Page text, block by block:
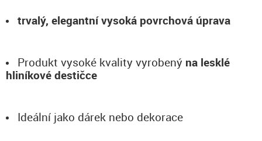
trvalý, elegantní vysoká povrchová úprava
Produkt vysoké kvality vyrobený na lesklé
hliníkové destičce
Ideální jako dárek nebo dekorace